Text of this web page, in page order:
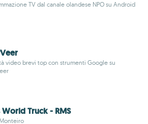
TV dal canale olandese NPO su Android
video brevi top con strumenti Google su
World Truck - RMS